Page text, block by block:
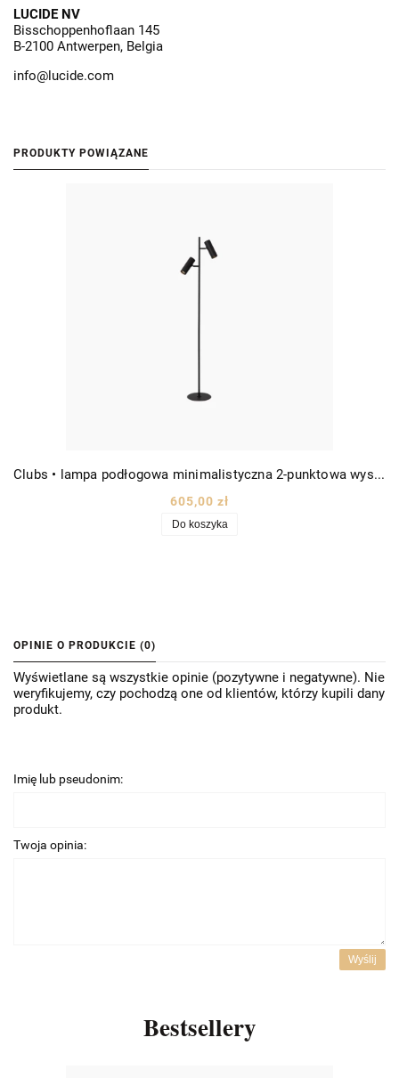
LUCIDE NV
Bisschoppenhoflaan 145
B-2100 Antwerpen, Belgia
info@lucide.com
PRODUKTY POWIĄZANE
Clubs • lampa podłogowa minimalistyczna 2-punktowa wys. 140cm czarna
605,00 zł
Do koszyka
OPINIE O PRODUKCIE (0)
Wyświetlane są wszystkie opinie (pozytywne i negatywne). Nie
weryfikujemy, czy pochodzą one od klientów, którzy kupili dany
produkt.
Imię lub pseudonim:
Twoja opinia:
Wyślij
Bestsellery